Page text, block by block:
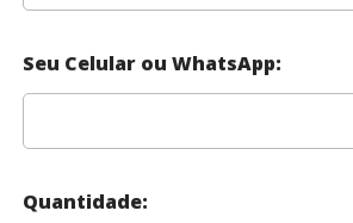
Seu Celular ou WhatsApp:
Quantidade: